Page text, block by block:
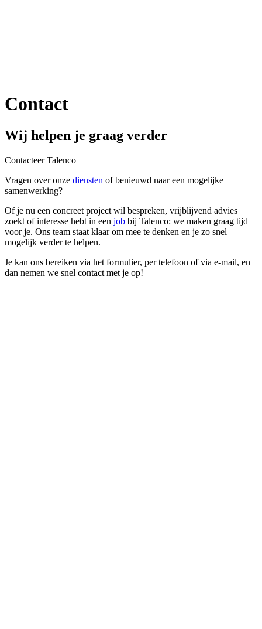
Contact
Wij helpen je graag verder
Contacteer Talenco
Vragen over onze diensten of benieuwd naar een mogelijke
samenwerking?
Ofje nu een concreet project wil bespreken, vrijblijvend advies
zoekt ofinteresse hebt in een job bij Talenco: we maken graag tijd
voorje. Ons team staat klaarom mee te denken en je zo snel
mogelijk verderte helpen.
Je kan ons bereiken via het formulier, pertelefoon of via e-mail, en
dan nemen we snel contact met je op!